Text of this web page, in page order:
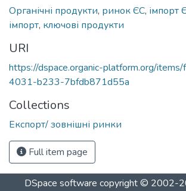
Органічні продукти, ринок ЄС, імпорт
імпорт, ключові продукти
URI
https://dspace.organic-platform.org/
4031-b233-7bfdb871d55a
Collections
Експорт/ зовнішні ринки
Full item page
DSpace software copyright © 2002-